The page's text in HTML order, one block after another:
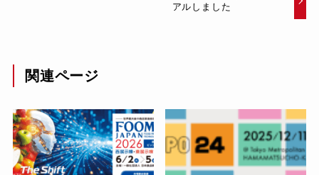
アルしました
関連ページ